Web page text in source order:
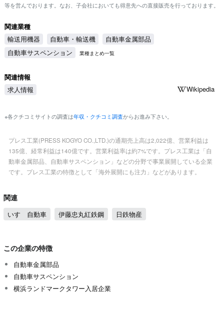
等を営んでおります。なお、子会社においても得意先への直接販売を行っております。
関連業種
輸送用機器
自動車・輸送機
自動車金属部品
自動車サスペンション
業種まとめ一覧
関連情報
求人情報
Wikipedia
※各クチコミサイトの調査は年収・クチコミ調査からお進み下さい。
プレス工業(PRESS KOGYO CO.,LTD.)の通期売上高は2,022億、営業利益は
135億、経常利益は140億です。営業利益率は約7%です。プレス工業は「自
動車金属部品、自動車サスペンション」などの分野で事業展開している企業
です。プレス工業の特徴として「海外展開にも注力」などがあります。
関連
いすゞ自動車 伊藤忠丸紅鉄鋼 日鉄物産
この企業の特徴
自動車金属部品
自動車サスペンション
横浜ランドマークタワー入居企業